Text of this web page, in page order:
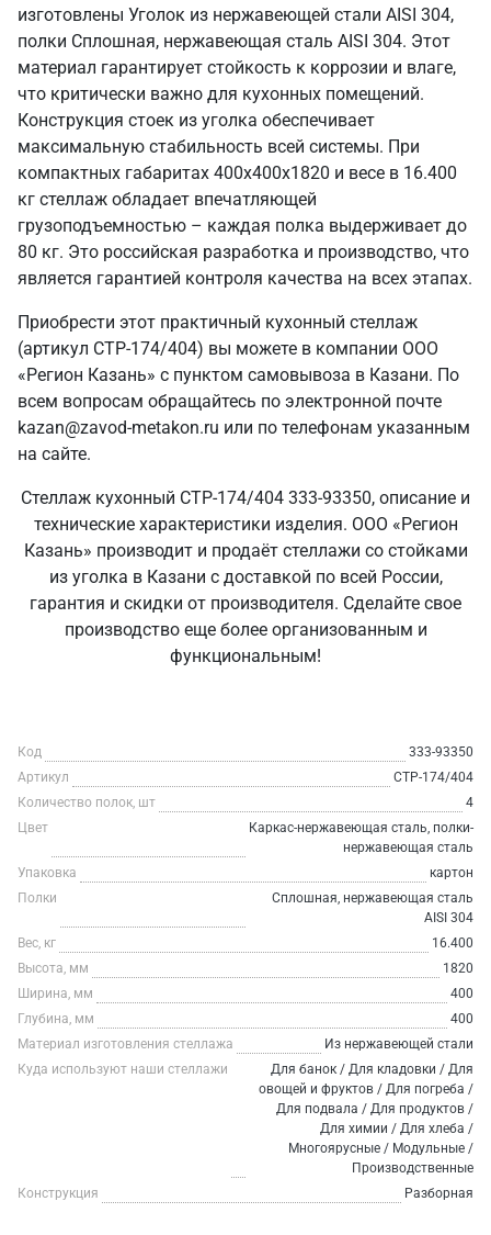
изготовлены Уголок из нержавеющей стали AISI 304,
полки Сплошная, нержавеющая сталь AISI 304. Этот
материал гарантирует стойкость к коррозии и влаге,
что критически важно для кухонных помещений.
Конструкция стоек из уголка обеспечивает
максимальную стабильность всей системы. При
компактных габаритах 400х400х1820 и весе в 16.400
кг стеллаж обладает впечатляющей
грузоподъемностью – каждая полка выдерживает до
80 кг. Это российская разработка и производство, что
является гарантией контроля качества на всех этапах.
Приобрести этот практичный кухонный стеллаж
(артикул СТР-174/404) вы можете в компании ООО
«Регион Казань» с пунктом самовывоза в Казани. По
всем вопросам обращайтесь по электронной почте
kazan@zavod-metakon.ru или по телефонам указанным
на сайте.
Стеллаж кухонный СТР-174/404 333-93350, описание и
технические характеристики изделия. ООО «Регион
Казань» производит и продаёт стеллажи со стойками
из уголка в Казани с доставкой по всей России,
гарантия и скидки от производителя. Сделайте свое
производство еще более организованным и
функциональным!
Код
333-93350
Артикул
СТР-174/404
Количество полок, шт
4
Цвет
Каркас-нержавеющая сталь, полки-
нержавеющая сталь
Упаковка
картон
Полки
Сплошная, нержавеющая сталь
AISI 304
Вес, кг
16.400
Высота, мм
1820
Ширина, мм
400
Глубина, мм
400
Материал изготовления стеллажа
Из нержавеющей стали
Куда используют наши стеллажи
Для банок / Для кладовки / Для
овощей и фруктов / Для погреба /
Для подвала / Для продуктов /
Для химии / Для хлеба /
Многоярусные / Модульные /
Производственные
Конструкция
Разборная